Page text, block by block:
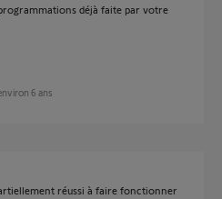
déjà faite par votre
6 ans
réussi à faire fonctionner